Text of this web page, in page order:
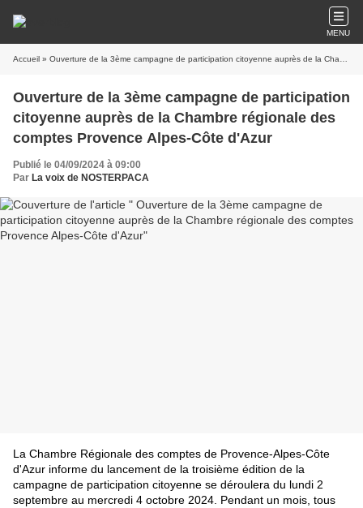
MENU
Accueil » Ouverture de la 3ème campagne de participation citoyenne auprès de la Chambre régionale des comptes Provence Alpes-Côte d'Azur
Ouverture de la 3ème campagne de participation
citoyenne auprès de la Chambre régionale des
comptes Provence Alpes-Côte d'Azur
Publié le 04/09/2024 à 09:00
Par La voix de NOSTERPACA
La Chambre Régionale des comptes de Provence-Alpes-Côte
d'Azur informe du lancement de la troisième édition de la
campagne de participation citoyenne se déroulera du lundi 2
septembre au mercredi 4 octobre 2024. Pendant un mois, tous